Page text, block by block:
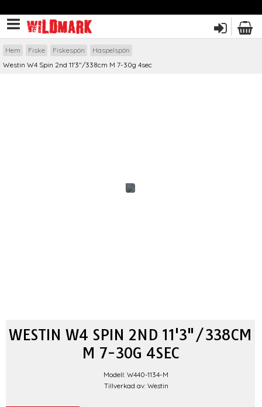
Hem Fiske Fiskespön
Haspelspön
Westin W4 Spin 2nd 11'3"/338cm M 7-30g 4sec
WESTIN W4 SPIN 2ND 11'3"/338CM
M 7-30G 4SEC
Modell: W440-1134-M
Tillverkad av: Westin